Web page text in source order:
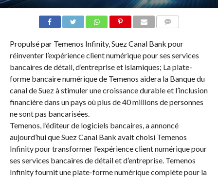
Propulsé par Temenos Infinity, Suez Canal Bank pour
réinventer l’expérience client numérique pour ses services
bancaires de détail, d’entreprise et islamiques; La plate-
forme bancaire numérique de Temenos aidera la Banque du
canal de Suez à stimuler une croissance durable et l’inclusion
financière dans un pays où plus de 40 millions de personnes
ne sont pas bancarisées.
Temenos, l’éditeur de logiciels bancaires, a annoncé
aujourd’hui que Suez Canal Bank avait choisi Temenos
Infinity pour transformer l’expérience client numérique pour
ses services bancaires de détail et d’entreprise. Temenos
Infinity fournit une plate-forme numérique complète pour la